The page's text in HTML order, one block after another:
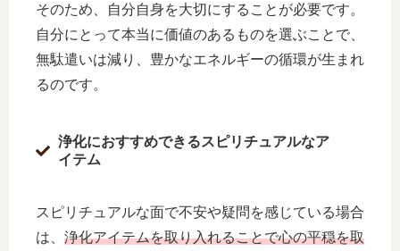
そのため、自分自身を大切にすることが必要です。
自分にとって本当に価値のあるものを選ぶことで、
無駄遣いは減り、豊かなエネルギーの循環が生まれ
るのです。
浄化におすすめできるスピリチュアルなア
イテム
スピリチュアルな面で不安や疑問を感じている場合
は、 浄化アイテムを取り入れることで心の平穏を取